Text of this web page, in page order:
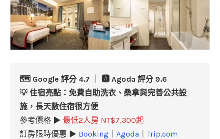
🗺️ Google 評分 4.7 ｜ 🅰️ Agoda 評分 9.6
💡 住宿亮點：免費自助洗衣、桑拿與完善公共設
施，長天數住宿很方便
參考價格 ▶ 最低2人房 NT$7,300起
訂房限時優惠 ▶ Booking Agoda Trip.com